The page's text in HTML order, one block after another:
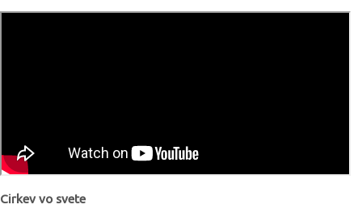
Cirkev vo svete